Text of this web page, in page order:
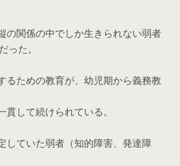
の関係の中でしか生きられない弱者
った。
るための教育が、幼児期から義務教
貫して続けられている。
していた弱者（知的障害、発達障